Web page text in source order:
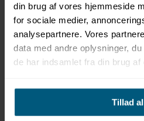
din brug af vores hjemmeside
for sociale medier,
analysepartnere. Vores
data med andre oplysninger,
de har indsamlet fra din brug af
Tillad
Produktinformation
Mærke: BECO
Model: BEbell
Opdrift: Middel/høj
Modstand: Fleksibel
Materiale: EPP-skum